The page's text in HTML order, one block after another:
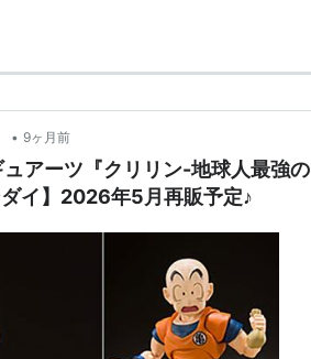
• 9ヶ月前
ュアーツ『クリリン-地球人最強の
イ】2026年5月再販予定♪